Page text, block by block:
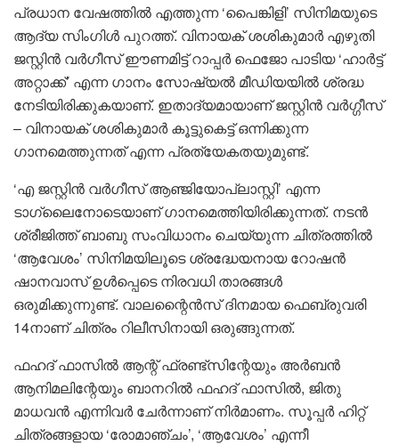
പ്രധാന വേഷത്തില്‍ എത്തുന്ന ‘പൈങ്കിളി’ സിനിമയുടെ
ആദ്യ സിംഗിള്‍ പുറത്ത്. വിനായക് ശശികുമാര്‍ എഴുതി
ജസ്റ്റിന്‍ വര്‍ഗീസ് ഈണമിട്ട് റാപ്പര്‍ ഫെജോ പാടിയ ‘ഹാര്‍ട്ട്
അറ്റാക്ക്’ എന്ന ഗാനം സോഷ്യല്‍ മീഡിയയില്‍ ശ്രദ്ധ
നേടിയിരിക്കുകയാണ്. ഇതാദ്യമായാണ് ജസ്റ്റിന്‍ വര്‍ഗ്ഗീസ്
– വിനായക് ശശികുമാര്‍ കൂട്ടുകെട്ട് ഒന്നിക്കുന്ന
ഗാനമെത്തുന്നത് എന്ന പ്രത്യേകതയുമുണ്ട്.
‘എ ജസ്റ്റിന്‍ വര്‍ഗീസ് ആഞ്ജിയോപ്ലാസ്റ്റി’ എന്ന
ടാഗ്‌ലൈനോടെയാണ് ഗാനമെത്തിയിരിക്കുന്നത്. നടന്‍
ശ്രീജിത്ത് ബാബു സംവിധാനം ചെയ്യുന്ന ചിത്രത്തില്‍
‘ആവേശം’ സിനിമയിലൂടെ ശ്രദ്ധേയനായ റോഷന്‍
ഷാനവാസ് ഉള്‍പ്പെടെ നിരവധി താരങ്ങള്‍
ഒരുമിക്കുന്നുണ്ട്. വാലന്റൈന്‍സ് ദിനമായ ഫെബ്രുവരി
14നാണ് ചിത്രം റിലീസിനായി ഒരുങ്ങുന്നത്.
ഫഹദ് ഫാസില്‍ ആന്റ് ഫ്രണ്ട്‌സിന്റേയും അര്‍ബന്‍
ആനിമലിന്റേയും ബാനറില്‍ ഫഹദ് ഫാസില്‍, ജിതു
മാധവന്‍ എന്നിവര്‍ ചേര്‍ന്നാണ് നിര്‍മാണം. സൂപ്പര്‍ ഹിറ്റ്
ചിത്രങ്ങളായ ‘രോമാഞ്ചം’, ‘ആവേശം’ എന്നീ